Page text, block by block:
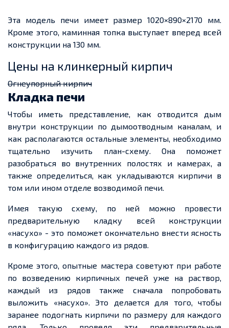
Эта модель печи имеет размер 1020×890×2170 мм.
Кроме этого, каминная топка выступает вперед всей
конструкции на 130 мм.
Цены на клинкерный кирпич
Огнеупорный кирпич
Кладка печи
Чтобы иметь представление, как отводится дым
внутри конструкции по дымоотводным каналам, и
как располагаются остальные элементы, необходимо
тщательно изучить план-схему. Она поможет
разобраться во внутренних полостях и камерах, а
также определиться, как укладываются кирпичи в
том или ином отделе возводимой печи.
Имея такую схему, по ней можно провести
предварительную кладку всей конструкции
«насухо» - это поможет окончательно внести ясность
в конфигурацию каждого из рядов.
Кроме этого, опытные мастера советуют при работе
по возведению кирпичных печей уже на раствор,
каждый из рядов также сначала попробовать
выложить «насухо». Это делается для того, чтобы
заранее подогнать кирпичи по размеру для каждого